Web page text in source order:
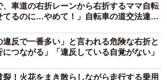
いるのに、強引に右折」「左折車
」「青信号と同時に、内回りに右
ても交差点に進入」「ウインカーを
挙げている。特集ページを企画した
、車道の右折レーンから右折するママ自転
てるのに…やめて！」自転車の道交法違反
違反で一番多い」と言われる危険な右折と
つながる」「違反している自覚がない」
裂！火花をまき散らしながら走行する乗用